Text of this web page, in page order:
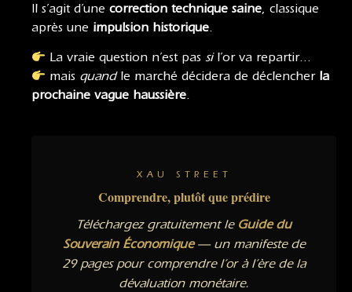
Il s’agit d’une correction technique saine, classique
après une impulsion historique.
La vraie question n’est passil’or va repartir…
mais quandle marché décidera de déclencher la
prochaine vague haussière.
XAU STREET
Comprendre, plutôt que prédire
Téléchargez gratuitement le Guide du
Souverain Économique— un manifeste de
29 pages pour comprendre l’or à l’ère de la
dévaluation monétaire.